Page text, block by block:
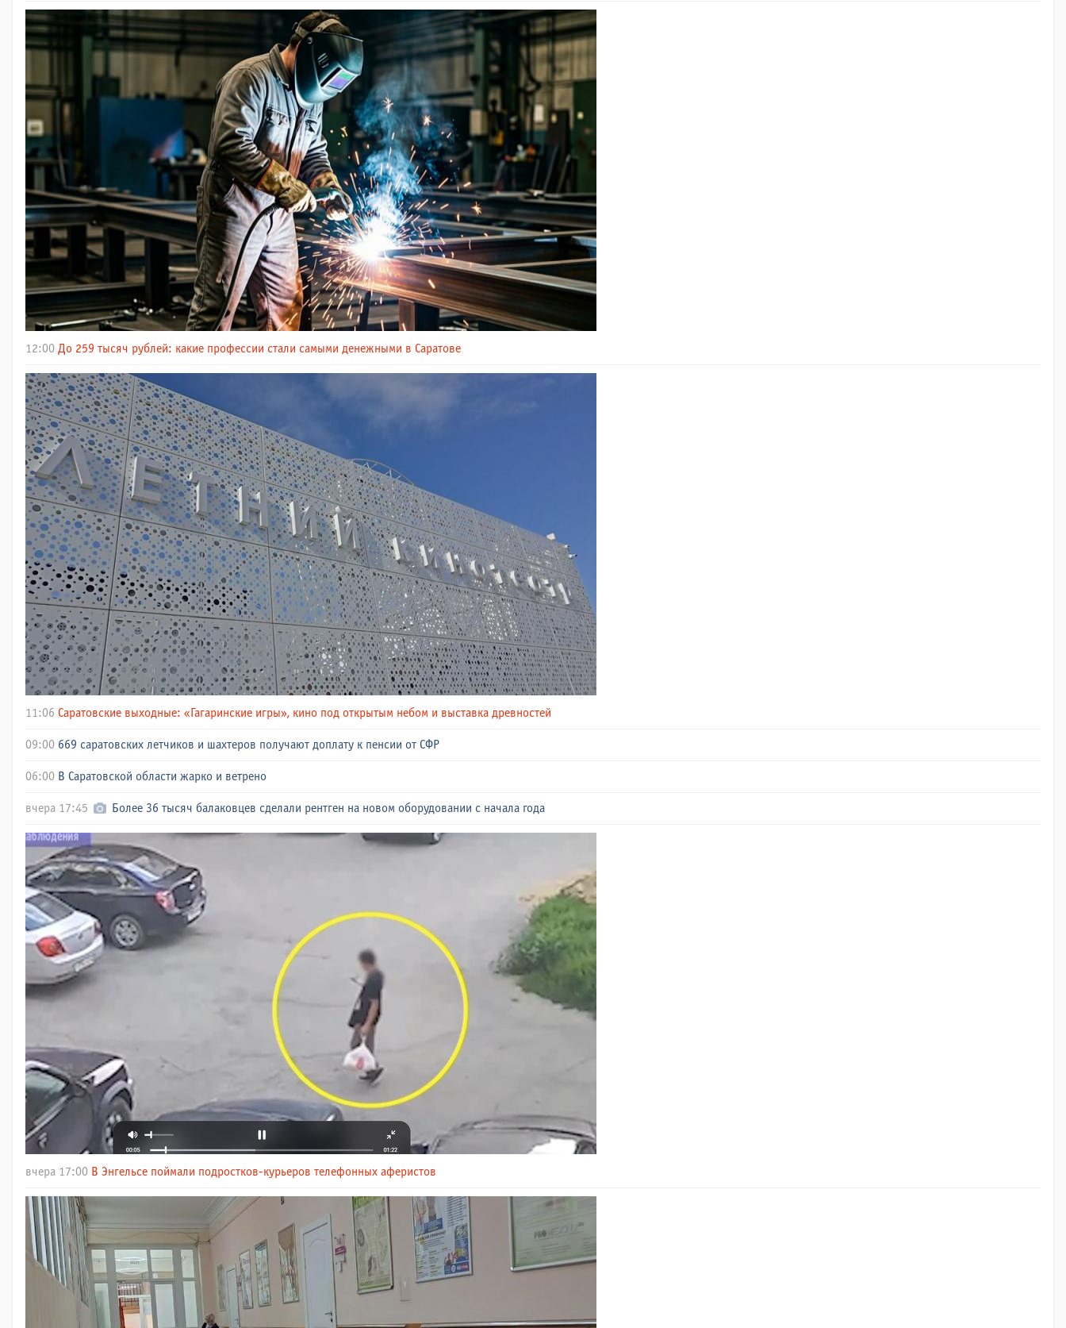
12:00 До 259 тысяч рублей: какие профессии стали самыми денежными в Саратове
11:06 Саратовские выходные: «Гагаринские игры», кино под открытым небом и выставка древностей
09:00 669 саратовских летчиков и шахтеров получают доплату к пенсии от СФР
06:00 В Саратовской области жарко и ветрено
вчера 17:45 Более 36 тысяч балаковцев сделали рентген на новом оборудовании с начала года
вчера 17:00 В Энгельсе поймали подростков-курьеров телефонных аферистов